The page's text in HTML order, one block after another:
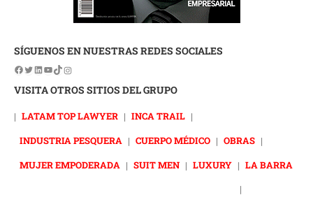
SÍGUENOS EN NUESTRAS REDES SOCIALES
VISITA OTROS SITIOS DEL GRUPO
| LATAM TOP LAWYER | INCA TRAIL |
INDUSTRIA PESQUERA | CUERPO MÉDICO | OBRAS |
MUJER EMPODERADA | SUIT MEN | LUXURY | LA BARRA
|